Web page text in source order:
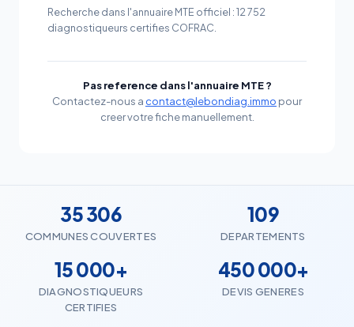
Recherche dans l'annuaire MTE officiel : 12 752
diagnostiqueurs certifies COFRAC.
Pas reference dans l'annuaire MTE ?
Contactez-nous a contact@lebondiag.immo pour
creer votre fiche manuellement.
35 306
COMMUNES COUVERTES
109
DEPARTEMENTS
15 000+
DIAGNOSTIQUEURS
CERTIFIES
450 000+
DEVIS GENERES